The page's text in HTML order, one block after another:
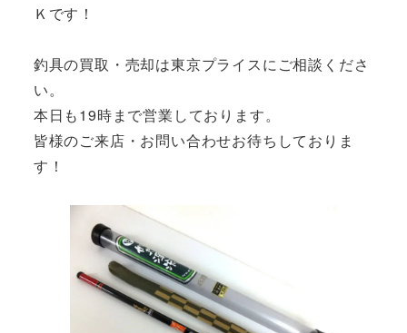
Ｋです！
釣具の買取・売却は東京プライスにご相談くださ
い。
本日も19時まで営業しております。
皆様のご来店・お問い合わせお待ちしておりま
す！